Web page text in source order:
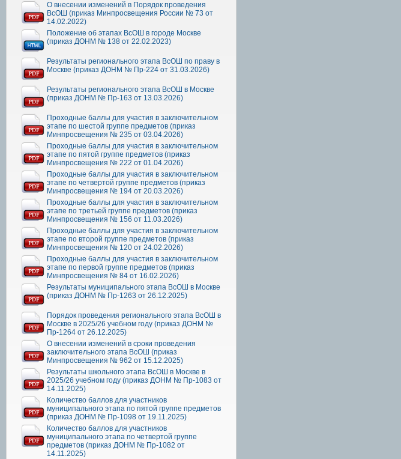
О внесении изменений в Порядок проведения
ВсОШ (приказ Минпросвещения России № 73 от
14.02.2022)
Положение об этапах ВсОШ в городе Москве
(приказ ДОНМ № 138 от 22.02.2023)
Результаты регионального этапа ВсОШ по праву в
Москве (приказ ДОНМ № Пр-224 от 31.03.2026)
Результаты регионального этапа ВсОШ в Москве
(приказ ДОНМ № Пр-163 от 13.03.2026)
Проходные баллы для участия в заключительном
этапе по шестой группе предметов (приказ
Минпросвещения № 235 от 03.04.2026)
Проходные баллы для участия в заключительном
этапе по пятой группе предметов (приказ
Минпросвещения № 222 от 01.04.2026)
Проходные баллы для участия в заключительном
этапе по четвертой группе предметов (приказ
Минпросвещения № 194 от 20.03.2026)
Проходные баллы для участия в заключительном
этапе по третьей группе предметов (приказ
Минпросвещения № 156 от 11.03.2026)
Проходные баллы для участия в заключительном
этапе по второй группе предметов (приказ
Минпросвещения № 120 от 24.02.2026)
Проходные баллы для участия в заключительном
этапе по первой группе предметов (приказ
Минпросвещения № 84 от 16.02.2026)
Результаты муниципального этапа ВсОШ в Москве
(приказ ДОНМ № Пр-1263 от 26.12.2025)
Порядок проведения регионального этапа ВсОШ в
Москве в 2025/26 учебном году (приказ ДОНМ №
Пр-1264 от 26.12.2025)
О внесении изменений в сроки проведения
заключительного этапа ВсОШ (приказ
Минпросвещения № 962 от 15.12.2025)
Результаты школьного этапа ВсОШ в Москве в
2025/26 учебном году (приказ ДОНМ № Пр-1083 от
14.11.2025)
Количество баллов для участников
муниципального этапа по пятой группе предметов
(приказ ДОНМ № Пр-1098 от 19.11.2025)
Количество баллов для участников
муниципального этапа по четвертой группе
предметов (приказ ДОНМ № Пр-1082 от
14.11.2025)